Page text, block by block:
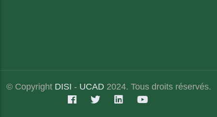
© Copyright DISI - UCAD 2024. Tous droits réservés.